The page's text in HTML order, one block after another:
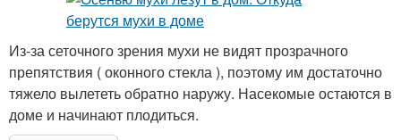
Из-за сеточного зрения мухи не видят прозрачного
препятствия ( оконного стекла ), поэтому им достаточно
тяжело вылететь обратно наружу. Насекомые остаются в
доме и начинают плодиться.